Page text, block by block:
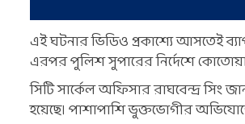
এই ঘটনার ভিডিও প্রকাশ্যে আসতেই
এরপর পুলিশ সুপারের নির্দেশে
সিটি সার্কেল অফিসার রাঘবেন্দ্র সিং
হয়েছে। পাশাপাশি ভুক্তভোগীর